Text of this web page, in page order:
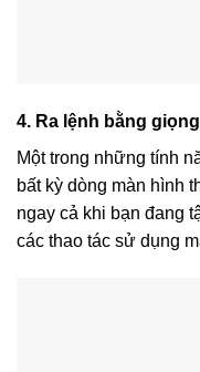
4. Ra lệnh bằng
Một trong những tính
bất kỳ dòng màn hình
ngay cả khi bạn đang
các thao tác sử dụng